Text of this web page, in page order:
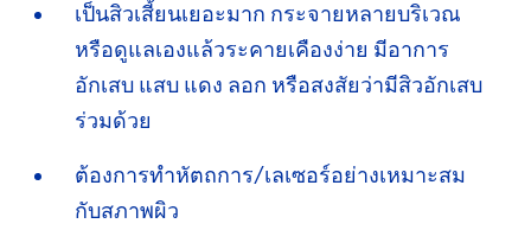
เป็นสิวเสี้ยนเยอะมาก กระจายหลายบริเวณ
หรือดูแลเองแล้วระคายเคืองง่าย มีอาการ
อักเสบ แสบ แดง ลอก หรือสงสัยว่ามีสิวอักเสบ
ร่วมด้วย
ต้องการทำหัตถการ/เลเซอร์อย่างเหมาะสม
กับสภาพผิว